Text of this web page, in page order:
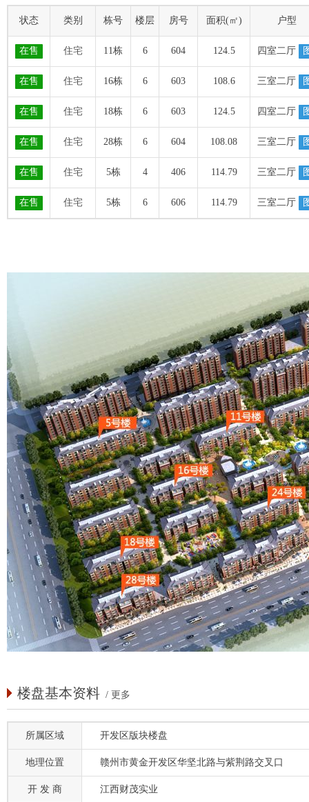
楼盘基本资料 / 更多
所属区域 开发区版块楼盘
地理位置 赣州市黄金开发区华坚北路与紫荆路交叉口
开 发 商 江西财茂实业